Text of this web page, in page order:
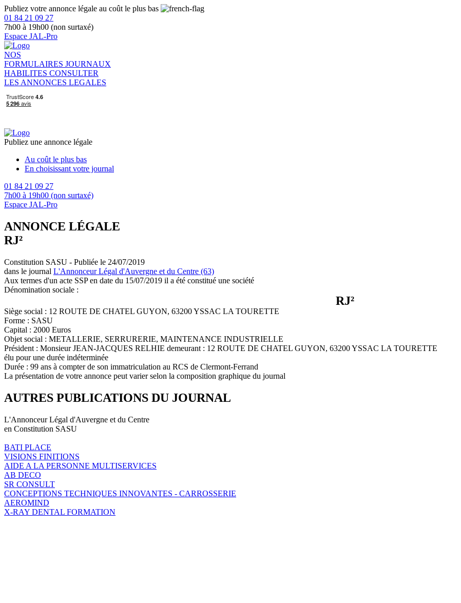
Publiez votre annonce légale au coût le plus bas
01 84 21 09 27
7h00 à 19h00 (non surtaxé)
Espace JAL-Pro
NOS
FORMULAIRES JOURNAUX
HABILITES CONSULTER
LES ANNONCES LEGALES
Publiez une annonce légale
Au coût le plus bas
En choisissant votre journal
01 84 21 09 27
7h00 à 19h00 (non surtaxé)
Espace JAL-Pro
ANNONCE LÉGALE
RJ²
Constitution SASU - Publiée le 24/07/2019
dans le journal L'Annonceur Légal d'Auvergne et du Centre (63)
Aux termes d'un acte SSP en date du 15/07/2019 il a été constitué une société
Dénomination sociale :
RJ²
Siège social : 12 ROUTE DE CHATEL GUYON, 63200 YSSAC LA TOURETTE
Forme : SASU
Capital : 2000 Euros
Objet social : METALLERIE, SERRURERIE, MAINTENANCE INDUSTRIELLE
Président : Monsieur JEAN-JACQUES RELHIE demeurant : 12 ROUTE DE CHATEL GUYON, 63200 YSSAC LA TOURETTE
élu pour une durée indéterminée
Durée : 99 ans à compter de son immatriculation au RCS de Clermont-Ferrand
La présentation de votre annonce peut varier selon la composition graphique du journal
AUTRES PUBLICATIONS DU JOURNAL
L'Annonceur Légal d'Auvergne et du Centre
en Constitution SASU
BATI PLACE
VISIONS FINITIONS
AIDE A LA PERSONNE MULTISERVICES
AB DECO
SR CONSULT
CONCEPTIONS TECHNIQUES INNOVANTES - CARROSSERIE
AEROMIND
X-RAY DENTAL FORMATION